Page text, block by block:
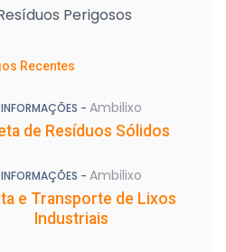
Perigosos
Recentes
INFORMAÇÕES - Ambilixo
de Resíduos Sólidos
INFORMAÇÕES - Ambilixo
e Transporte de Lixos
Industriais